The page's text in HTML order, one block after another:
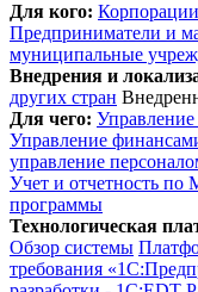
Для кого:
Предприниматели и
муниципальные
Внедрения и
других стран
Для чего:
Управление
управление
Учет и отчетность
программы
Технологическая
Обзор системы
требования